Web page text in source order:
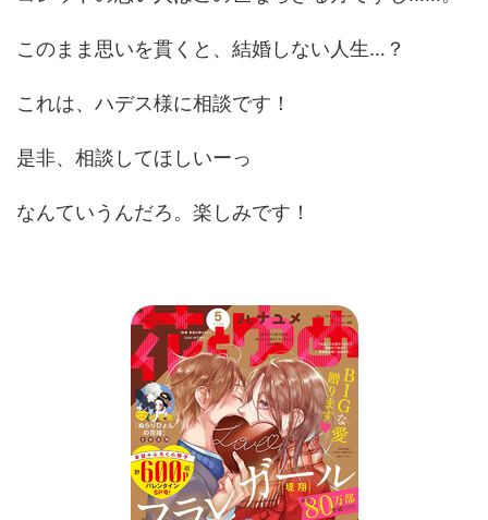
このまま思いを貫くと、結婚しない人生…？
これは、ハデス様に相談です！
是非、相談してほしいーっ
なんていうんだろ。楽しみです！